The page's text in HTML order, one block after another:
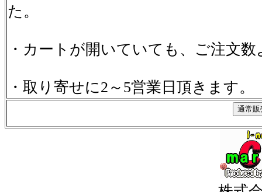
た。
・カートが開いていても、ご注文
・取り寄せに2～5営業日頂きます。